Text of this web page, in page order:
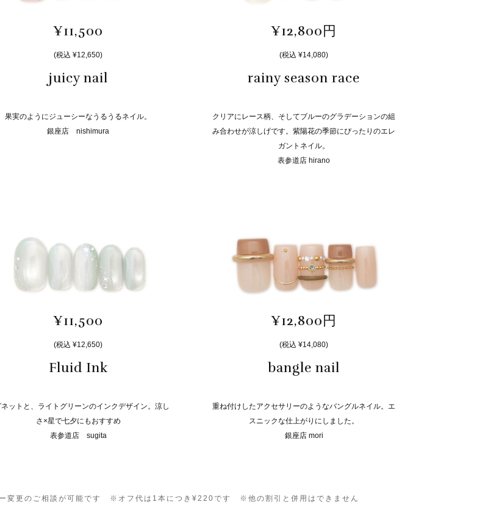
¥11,500
(税込 ¥12,650)
juicy nail
果実のようにジューシーなうるうるネイル。
銀座店 nishimura
¥12,800円
(税込 ¥14,080)
rainy season race
クリアにレース柄、そしてブルーのグラデーションの組
み合わせが涼しげです。紫陽花の季節にぴったりのエレ
ガントネイル。
表参道店 hirano
¥11,500
(税込 ¥12,650)
Fluid Ink
ネットと、ライトグリーンのインクデザイン。涼し
さ×星で七夕にもおすすめ
表参道店 sugita
¥12,800円
(税込 ¥14,080)
bangle nail
重ね付けしたアクセサリーのようなバングルネイル。エ
スニックな仕上がりにしました。
銀座店 mori
更のご相談が可能です ※オフ代は1本につき¥220です ※他の割引と併用はできません